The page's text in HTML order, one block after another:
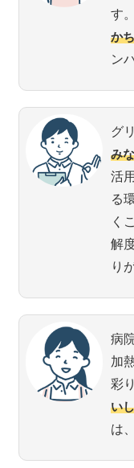
す
か
ン
グ
み
活
る
く
解
り
病
加
彩
い
は